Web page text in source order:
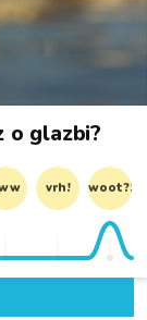
o glazbi?
vrh! woot?!